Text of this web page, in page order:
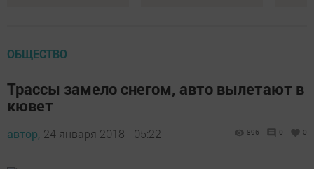
ОБЩЕСТВО
Трассы замело снегом, авто вылетают в
кювет
автор, 24 января 2018 - 05:22 896 0 0